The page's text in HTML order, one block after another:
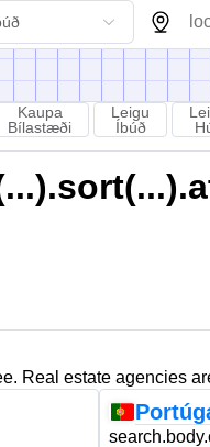
Kaupa
Bílastæði
Leigu
Íbúð
Real estate agencies